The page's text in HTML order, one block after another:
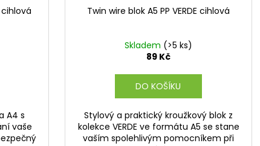
cihlová
A4 s
vaše
Twin wire blok A5 PP VERDE cihlová
Skladem (>5 ks)
89 Kč
DO KOŠÍKU
Stylový a praktický kroužkový blok z
kolekce VERDE ve formátu A5 se stane
vaším spolehlivým pomocníkem při